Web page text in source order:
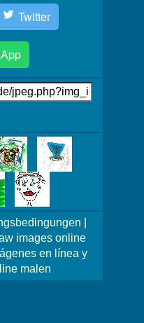
Twitter
images online
en línea y
malen